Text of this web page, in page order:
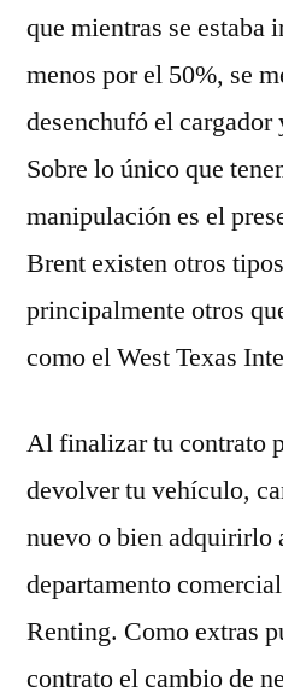
que mientras se estaba
menos por el 50%, se
desenchufó el cargador
Sobre lo único que
manipulación es el
Brent existen otros
principalmente otros
como el West Texas
Al finalizar tu contrato
devolver tu vehículo,
nuevo o bien adquirirlo
departamento
Renting. Como extras
contrato el cambio de